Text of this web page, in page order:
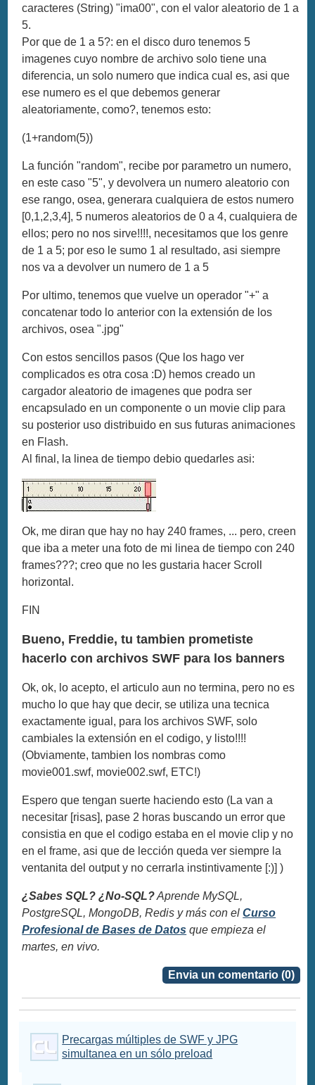
caracteres (String) "ima00", con el valor aleatorio de 1 a
5.
Por que de 1 a 5?: en el disco duro tenemos 5
imagenes cuyo nombre de archivo solo tiene una
diferencia, un solo numero que indica cual es, asi que
ese numero es el que debemos generar
aleatoriamente, como?, tenemos esto:
(1+random(5))
La función "random", recibe por parametro un numero,
en este caso "5", y devolvera un numero aleatorio con
ese rango, osea, generara cualquiera de estos numero
[0,1,2,3,4], 5 numeros aleatorios de 0 a 4, cualquiera de
ellos; pero no nos sirve!!!!, necesitamos que los genre
de 1 a 5; por eso le sumo 1 al resultado, asi siempre
nos va a devolver un numero de 1 a 5
Por ultimo, tenemos que vuelve un operador "+" a
concatenar todo lo anterior con la extensión de los
archivos, osea ".jpg"
Con estos sencillos pasos (Que los hago ver
complicados es otra cosa :D) hemos creado un
cargador aleatorio de imagenes que podra ser
encapsulado en un componente o un movie clip para
su posterior uso distribuido en sus futuras animaciones
en Flash.
Al final, la linea de tiempo debio quedarles asi:
Ok, me diran que hay no hay 240 frames, ... pero, creen
que iba a meter una foto de mi linea de tiempo con 240
frames???; creo que no les gustaria hacer Scroll
horizontal.
FIN
Bueno, Freddie, tu tambien prometiste
hacerlo con archivos SWF para los banners
Ok, ok, lo acepto, el articulo aun no termina, pero no es
mucho lo que hay que decir, se utiliza una tecnica
exactamente igual, para los archivos SWF, solo
cambiales la extensión en el codigo, y listo!!!!
(Obviamente, tambien los nombras como
movie001.swf, movie002.swf, ETC!)
Espero que tengan suerte haciendo esto (La van a
necesitar [risas], pase 2 horas buscando un error que
consistia en que el codigo estaba en el movie clip y no
en el frame, asi que de lección queda ver siempre la
ventanita del output y no cerrarla instintivamente [:)] )
¿Sabes SQL? ¿No-SQL?Aprende MySQL,
PostgreSQL, MongoDB, Redis y más con elCurso
Profesional de Bases de Datos que empieza el
martes, en vivo.
Envia un comentario (0)
Precargas múltiples de SWF y JPG
simultanea en un sólo preload